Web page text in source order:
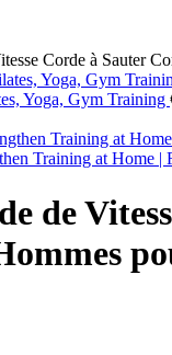
Corde à Sauter
Yoga, Gym Training
Training at Home |
de